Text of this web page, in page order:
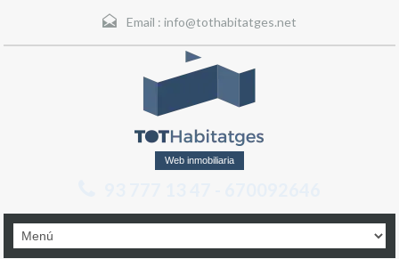
Email : info@tothabitatges.net
Web inmobiliaria